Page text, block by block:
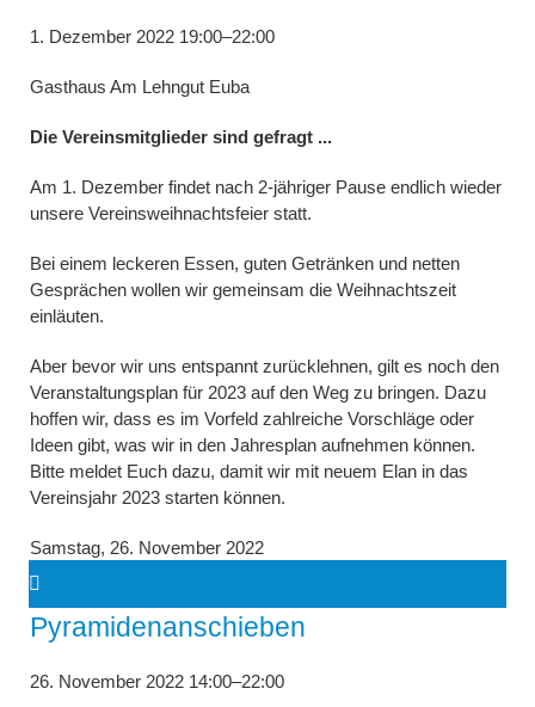
1. Dezember 2022 19:00–22:00
Gasthaus Am Lehngut Euba
Die Vereinsmitglieder sind gefragt ...
Am 1. Dezember findet nach 2-jähriger Pause endlich wieder
unsere Vereinsweihnachtsfeier statt.
Bei einem leckeren Essen, guten Getränken und netten
Gesprächen wollen wir gemeinsam die Weihnachtszeit
einläuten.
Aber bevor wir uns entspannt zurücklehnen, gilt es noch den
Veranstaltungsplan für 2023 auf den Weg zu bringen. Dazu
hoffen wir, dass es im Vorfeld zahlreiche Vorschläge oder
Ideen gibt, was wir in den Jahresplan aufnehmen können.
Bitte meldet Euch dazu, damit wir mit neuem Elan in das
Vereinsjahr 2023 starten können.
Samstag, 26. November 2022
Pyramidenanschieben
26. November 2022 14:00–22:00